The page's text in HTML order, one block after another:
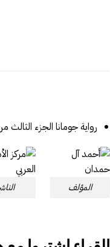
رواية جومانا الجزء
المؤلف